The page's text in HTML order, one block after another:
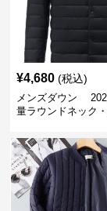
¥4,680 (税込)
メンズダウン
量ラウンドネック